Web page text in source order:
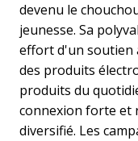
devenu le
jeunesse. Sa
effort d'un soutien
des produits
produits du
connexion forte et
diversifié. Les